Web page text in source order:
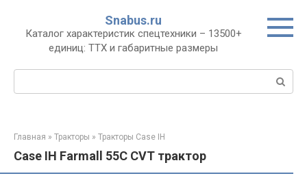
контенту
Snabus.ru
Каталог характеристик спецтехники – 13500+
единиц: ТТХ и габаритные размеры
Главная » Тракторы » Тракторы Case IH
Case IH Farmall 55C CVT трактор